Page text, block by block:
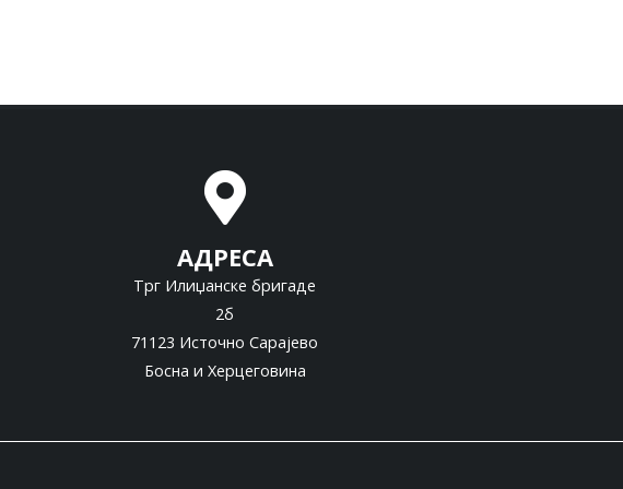
АДРЕСА
Трг Илиџанске бригаде
2б
71123 Источно Сарајево
Босна и Херцеговина